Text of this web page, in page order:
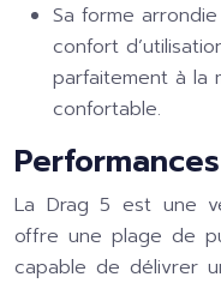
Sa forme
confort
parfaitement à la
confortable.
La Drag 5 est une
offre une plage de
capable de délivrer